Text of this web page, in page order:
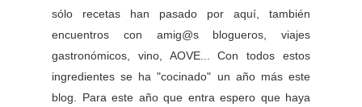
sólo recetas han pasado por aquí, también
encuentros con amig@s blogueros, viajes
gastronómicos, vino, AOVE... Con todos estos
ingredientes se ha "cocinado" un año más este
blog. Para este año que entra espero que haya